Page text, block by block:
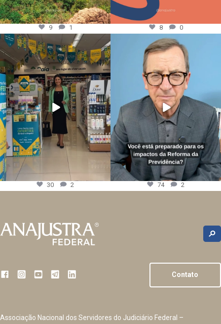
9 1 8 0
30 2 74 2
Contato
Associação Nacional dos Servidores do Judiciário Federal –